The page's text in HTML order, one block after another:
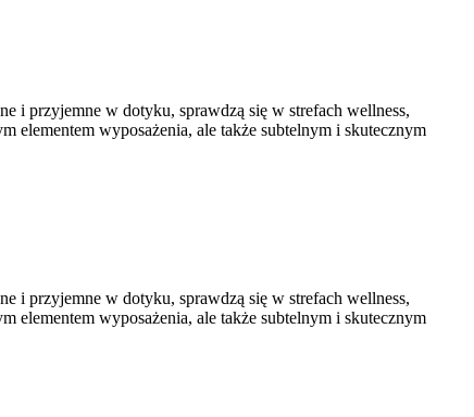
i przyjemne w dotyku, sprawdzą się w strefach wellness,
elementem wyposażenia, ale także subtelnym i skutecznym
i przyjemne w dotyku, sprawdzą się w strefach wellness,
elementem wyposażenia, ale także subtelnym i skutecznym